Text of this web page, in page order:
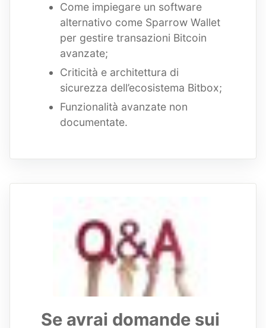
Come impiegare un software
alternativo come Sparrow Wallet
per gestire transazioni Bitcoin
avanzate;
Criticità e architettura di
sicurezza dell’ecosistema Bitbox;
Funzionalità avanzate non
documentate.
Se avrai domande sui